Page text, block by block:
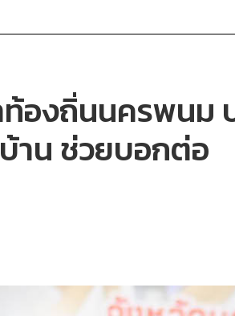
องถิ่นนครพนม
น ช่วยบอกต่อ